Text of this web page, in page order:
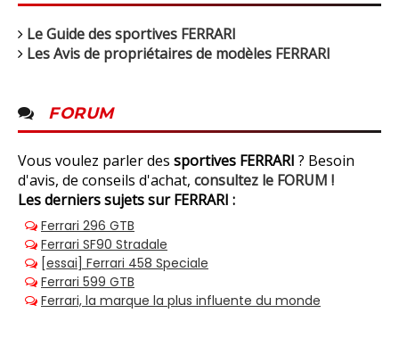
Le Guide des sportives FERRARI
Les Avis de propriétaires de modèles FERRARI
FORUM
Vous voulez parler des sportives FERRARI ? Besoin
d'avis, de conseils d'achat, consultez le FORUM !
Les derniers sujets sur FERRARI :